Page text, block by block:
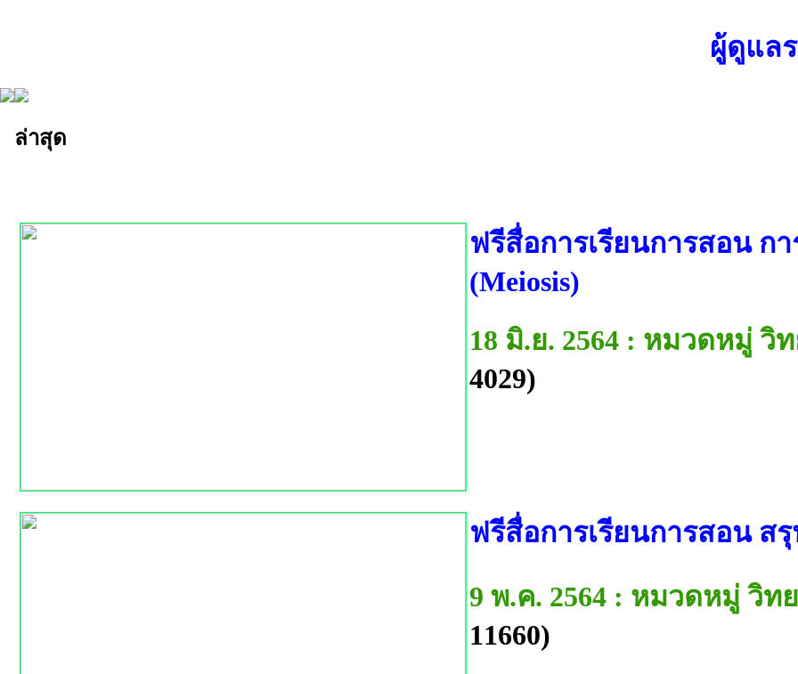
ผู้ดูแล
ล่าสุด
ฟรีสื่อการเรียนการสอน กา
(Meiosis)
18 มิ.ย. 2564 : หมวดหมู่ วิ
4029)
ฟรีสื่อการเรียนการสอน ส
9 พ.ค. 2564 : หมวดหมู่ วิท
11660)